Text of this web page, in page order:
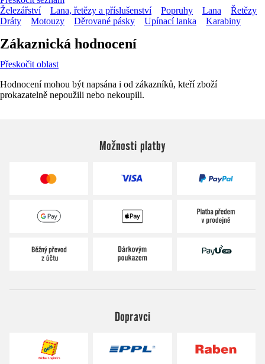
Železářství
Lana, řetězy a příslušenství Popruhy Lana
Řetězy
Dráty
Motouzy Děrované pásky Upínací lanka Karabiny
Zákaznická hodnocení
Přeskočit oblast
Hodnocení mohou být napsána i od zákazníků, kteří zboží
prokazatelně nepoužili nebo nekoupili.
Možnosti platby
Dopravci